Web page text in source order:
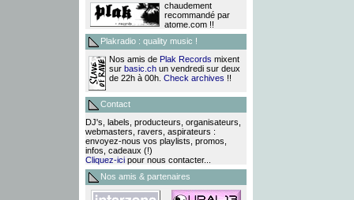
chaudement
recommandé par
atome.com !!
Plakradio : quality music !
Nos amis de Plak Records mixent
sur basic.ch un vendredi sur deux
de 22h à 00h. Check archives !!
Contact
DJ's, labels, producteurs, organisateurs,
webmasters, ravers, aspirateurs :
envoyez-nous vos playlists, promos,
infos, cadeaux (!)
Cliquez-ici pour nous contacter...
Nos amis & partenaires